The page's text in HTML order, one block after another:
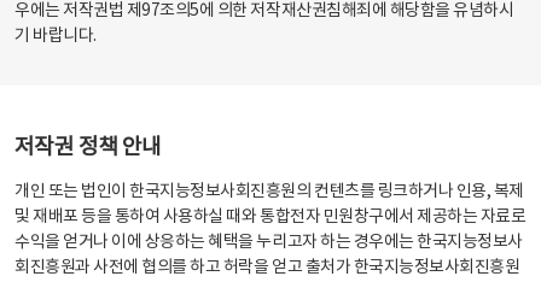
우에는 저작권법 제97조의5에 의한 저작재산권침해죄에 해당함을 유념하시
기 바랍니다.
저작권 정책 안내
개인 또는 법인이 한국지능정보사회진흥원의 컨텐츠를 링크하거나 인용, 복제
및 재배포 등을 통하여 사용하실 때와 통합전자 민원창구에서 제공하는 자료로
수익을 얻거나 이에 상응하는 혜택을 누리고자 하는 경우에는 한국지능정보사
회진흥원과 사전에 협의를 하고 허락을 얻고 출처가 한국지능정보사회진흥원